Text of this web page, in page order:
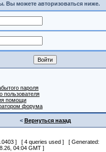
Вы можете авторизоваться ниже.
пароля
пользователя
помощи
форума
< Вернуться назад
] [ 4 queries used ] [ Generated:
04:04 GMT ]